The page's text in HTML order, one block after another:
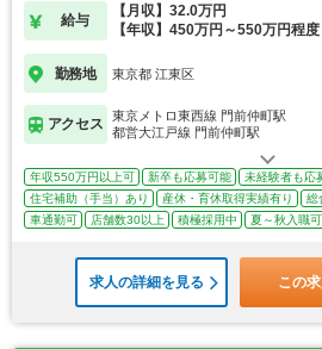
給与
【月収】32.0万円
【年収】450万円～550万円程
勤務地 東京都 江東区
アクセス
東京メトロ東西線 門前仲町駅
都営大江戸線 門前仲町駅
年収550万円以上可 新卒も応募可能 未経験者も応
住宅補助（手当）あり
産休・育休取得実績有り 総
車通勤可
店舗数30以上 積極採用中 夏～秋入職可
求人の詳細を見る この